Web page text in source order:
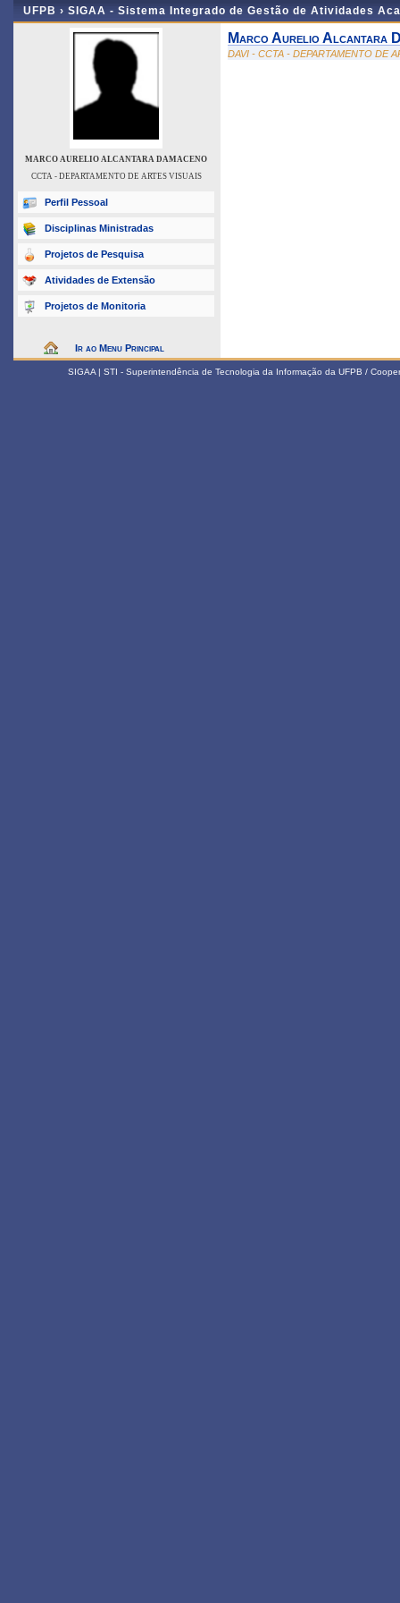
UFPB › SIGAA - Sistema Integrado de Gestão de Atividades
MARCO AURELIO ALCANTARA DAMACENO
CCTA - DEPARTAMENTO DE ARTES VISUAIS
Perfil Pessoal
Disciplinas Ministradas
Projetos de Pesquisa
Atividades de Extensão
Projetos de Monitoria
Ir ao Menu Principal
Marco Aurelio Alcantara
DAVI - CCTA - DEPARTAMENTO DE
SIGAA | STI - Superintendência de Tecnologia da Informação da UFPB /